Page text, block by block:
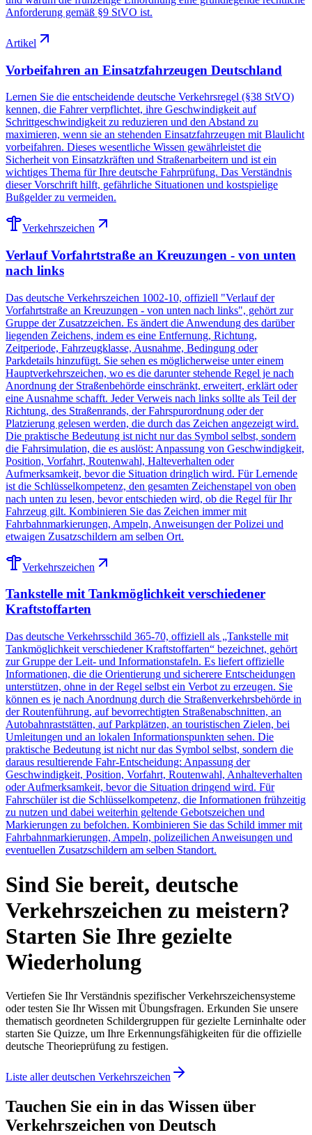
Anforderung gemäß §9 StVO ist.
Artikel
Vorbeifahren an Einsatzfahrzeugen Deutschland
Lernen Sie die entscheidende deutsche Verkehrsregel (§38 StVO)
kennen, die Fahrer verpflichtet, ihre Geschwindigkeit auf
Schrittgeschwindigkeit zu reduzieren und den Abstand zu
maximieren, wenn sie an stehenden Einsatzfahrzeugen mit Blaulicht
vorbeifahren. Dieses wesentliche Wissen gewährleistet die
Sicherheit von Einsatzkräften und Straßenarbeitern und ist ein
wichtiges Thema für Ihre deutsche Fahrprüfung. Das Verständnis
dieser Vorschrift hilft, gefährliche Situationen und kostspielige
Bußgelder zu vermeiden.
Verkehrszeichen
Verlauf Vorfahrtstraße an Kreuzungen - von unten
nach links
Das deutsche Verkehrszeichen 1002-10, offiziell "Verlauf der
Vorfahrtstraße an Kreuzungen - von unten nach links", gehört zur
Gruppe der Zusatzzeichen. Es ändert die Anwendung des darüber
liegenden Zeichens, indem es eine Entfernung, Richtung,
Zeitperiode, Fahrzeugklasse, Ausnahme, Bedingung oder
Parkdetails hinzufügt. Sie sehen es möglicherweise unter einem
Hauptverkehrszeichen, wo es die darunter stehende Regel je nach
Anordnung der Straßenbehörde einschränkt, erweitert, erklärt oder
eine Ausnahme schafft. Jeder Verweis nach links sollte als Teil der
Richtung, des Straßenrands, der Fahrspurordnung oder der
Platzierung gelesen werden, die durch das Zeichen angezeigt wird.
Die praktische Bedeutung ist nicht nur das Symbol selbst, sondern
die Fahrsimulation, die es auslöst: Anpassung von Geschwindigkeit,
Position, Vorfahrt, Routenwahl, Halteverhalten oder
Aufmerksamkeit, bevor die Situation dringlich wird. Für Lernende
ist die Schlüsselkompetenz, den gesamten Zeichenstapel von oben
nach unten zu lesen, bevor entschieden wird, ob die Regel für Ihr
Fahrzeug gilt. Kombinieren Sie das Zeichen immer mit
Fahrbahnmarkierungen, Ampeln, Anweisungen der Polizei und
etwaigen Zusatzschildern am selben Ort.
Verkehrszeichen
Tankstelle mit Tankmöglichkeit verschiedener
Kraftstoffarten
Das deutsche Verkehrsschild 365-70, offiziell als „Tankstelle mit
Tankmöglichkeit verschiedener Kraftstoffarten“ bezeichnet, gehört
zur Gruppe der Leit- und Informationstafeln. Es liefert offizielle
Informationen, die die Orientierung und sicherere Entscheidungen
unterstützen, ohne in der Regel selbst ein Verbot zu erzeugen. Sie
können es je nach Anordnung durch die Straßenverkehrsbehörde in
der Routenführung, auf bevorrechtigten Straßenabschnitten, an
Autobahnraststätten, auf Parkplätzen, an touristischen Zielen, bei
Umleitungen und an lokalen Informationspunkten sehen. Die
praktische Bedeutung ist nicht nur das Symbol selbst, sondern die
daraus resultierende Fahr-Entscheidung: Anpassung der
Geschwindigkeit, Position, Vorfahrt, Routenwahl, Anhalteverhalten
oder Aufmerksamkeit, bevor die Situation dringend wird. Für
Fahrschüler ist die Schlüsselkompetenz, die Informationen frühzeitig
zu nutzen und dabei weiterhin geltende Gebotszeichen und
Markierungen zu befolchen. Kombinieren Sie das Schild immer mit
Fahrbahnmarkierungen, Ampeln, polizeilichen Anweisungen und
eventuellen Zusatzschildern am selben Standort.
Sind Sie bereit, deutsche
Verkehrszeichen zu meistern?
Starten Sie Ihre gezielte
Wiederholung
Vertiefen Sie Ihr Verständnis spezifischer Verkehrszeichensysteme
oder testen Sie Ihr Wissen mit Übungsfragen. Erkunden Sie unsere
thematisch geordneten Schildergruppen für gezielte Lerninhalte oder
starten Sie Quizze, um Ihre Erkennungsfähigkeiten für die offizielle
deutsche Theorieprüfung zu festigen.
Liste aller deutschen Verkehrszeichen
Tauchen Sie ein in das Wissen über
Verkehrszeichen von Deutsch